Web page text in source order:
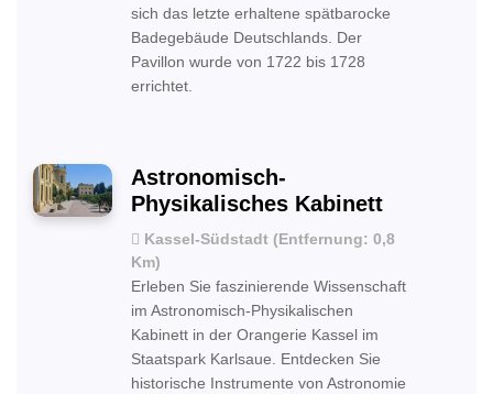
sich das letzte erhaltene spätbarocke
Badegebäude Deutschlands. Der
Pavillon wurde von 1722 bis 1728
errichtet.
Astronomisch-
Physikalisches Kabinett
Kassel-Südstadt (Entfernung: 0,8
Km)
Erleben Sie faszinierende Wissenschaft
im Astronomisch-Physikalischen
Kabinett in der Orangerie Kassel im
Staatspark Karlsaue. Entdecken Sie
historische Instrumente von Astronomie